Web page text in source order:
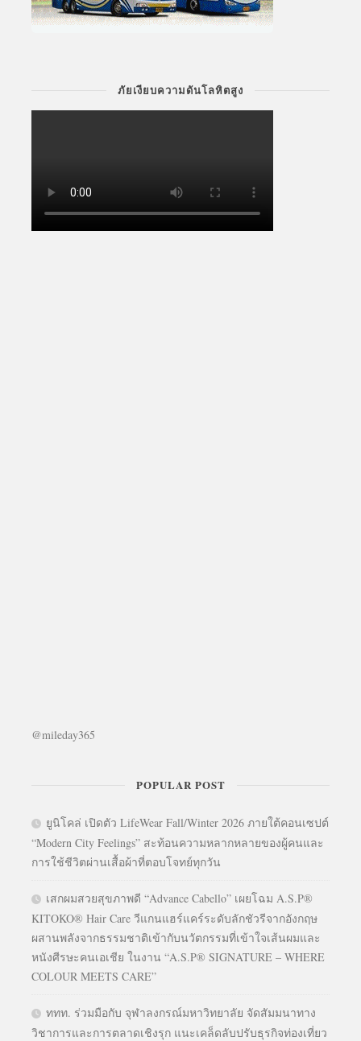
ภัยเงียบความดันโลหิตสูง
@mileday365
POPULAR POST
ยูนิโคล่ เปิดตัว LifeWear Fall/Winter 2026 ภายใต้คอนเซปต์
“Modern City Feelings” สะท้อนความหลากหลายของผู้คนและ
การใช้ชีวิตผ่านเสื้อผ้าที่ตอบโจทย์ทุกวัน
เสกผมสวยสุขภาพดี “Advance Cabello” เผยโฉม A.S.P®
KITOKO® Hair Care วีแกนแฮร์แคร์ระดับลักชัวรีจากอังกฤษ
ผสานพลังจากธรรมชาติเข้ากับนวัตกรรมที่เข้าใจเส้นผมและ
หนังศีรษะคนเอเชีย ในงาน “A.S.P® SIGNATURE – WHERE
COLOUR MEETS CARE”
ททท. ร่วมมือกับ จุฬาลงกรณ์มหาวิทยาลัย จัดสัมมนาทาง
วิชาการและการตลาดเชิงรุก แนะเคล็ดลับปรับธุรกิจท่องเที่ยว